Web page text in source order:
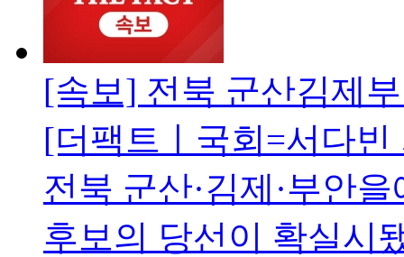
[속보] 전북 군산김제
[더팩트ㅣ국회=서다빈
전북 군산·김제·부안
후보의 당선이 확실시